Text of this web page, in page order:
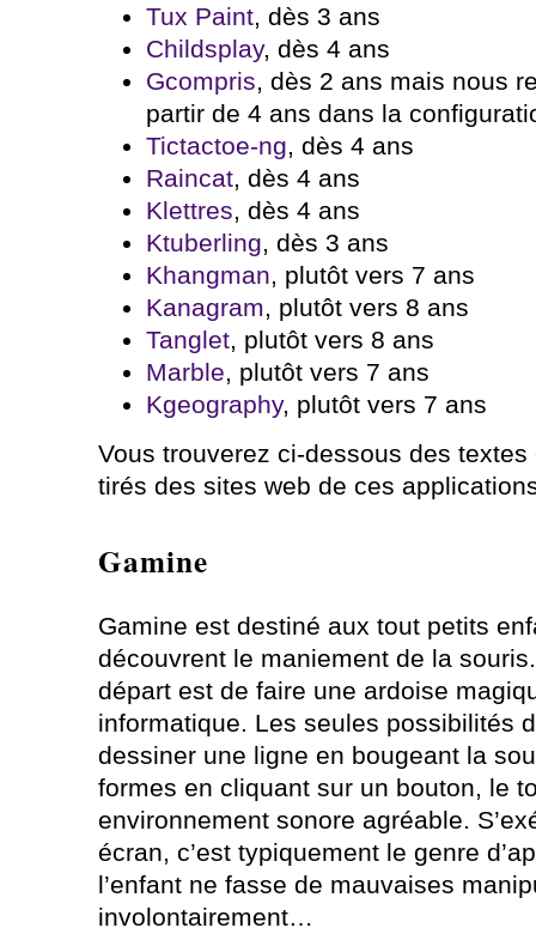
Tux Paint, dès 3 ans
Childsplay, dès 4 ans
Gcompris, dès 2 ans mais nous
partir de 4 ans dans la
Tictactoe-ng, dès 4 ans
Raincat, dès 4 ans
Klettres, dès 4 ans
Ktuberling, dès 3 ans
Khangman, plutôt vers 7 ans
Kanagram, plutôt vers 8 ans
Tanglet, plutôt vers 8 ans
Marble, plutôt vers 7 ans
Kgeography, plutôt vers 7 ans
Vous trouverez ci-dessous des
tirés des sites web de ces
Gamine
Gamine est destiné aux tout petits
découvrent le maniement de la souris.
départ est de faire une ardoise
informatique. Les seules possibilités
dessiner une ligne en bougeant la
formes en cliquant sur un bouton, le
environnement sonore agréable.
écran, c’est typiquement le genre
l’enfant ne fasse de mauvaises
involontairement…